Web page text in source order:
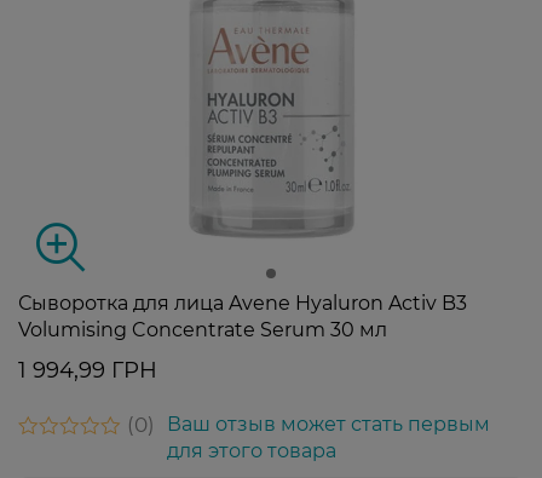
Сыворотка для лица Avene Hyaluron Activ B3
Volumising Concentrate Serum 30 мл
1 994,99 ГРН
0
Ваш отзыв может стать первым
для этого товара